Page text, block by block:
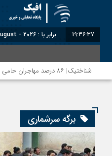
19:36:37 برابر با : Thursday - 6 August - 2026
شناختیک| ۸۶ درصد مهاجران حامی ایران در جنگ؛ ۷۵ درصد مهاجران دولت چهاردهم را خیرخواه خود نمی‌دانند
برگه سرشماری